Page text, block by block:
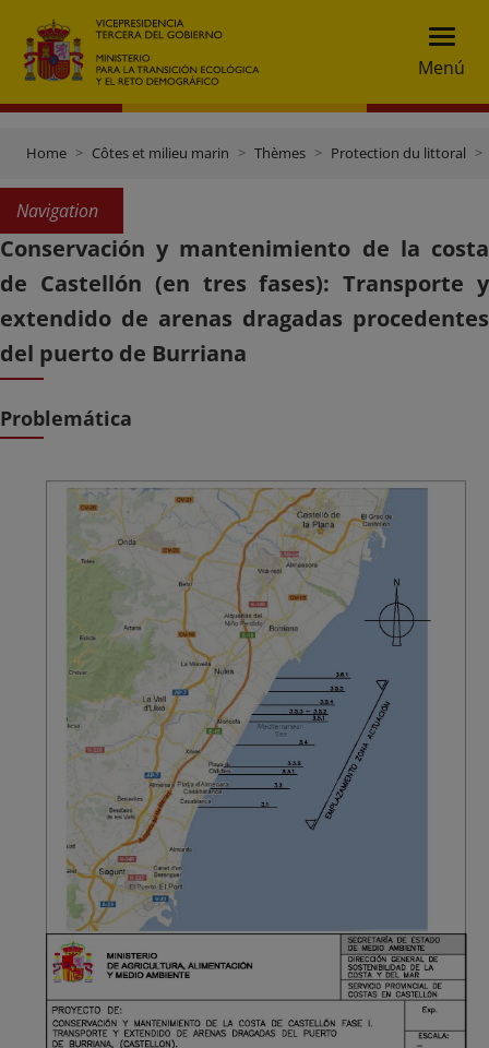
Menú
Home Côtes et milieu marin Thèmes Protection du littoral
Navigation
Conservación y mantenimiento de la costa
de Castellón (en tres fases): Transporte y
extendido de arenas dragadas procedentes
del puerto de Burriana
Problemática